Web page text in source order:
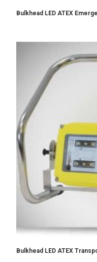
Bulkhead LED ATEX
Bulkhead LED ATEX